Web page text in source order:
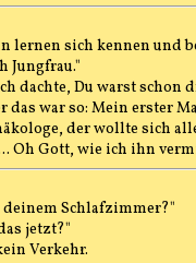
lernen sich kennen und
Jungfrau."
dachte, Du warst schon
das war so: Mein erster
der wollte sich
Oh Gott, wie ich ihn
deinem Schlafzimmer?"
jetzt?"
Verkehr.